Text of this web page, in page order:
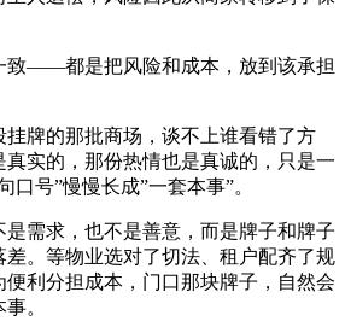
致——都是把风险和成本，放到该承担
挂牌的那批商场，谈不上谁看错了方
实的，那份热情也是真诚的，只是一
口号”慢慢长成”一套本事”。
是需求，也不是善意，而是牌子和牌子
。等物业选对了切法、租户配齐了规
便利分担成本，门口那块牌子，自然会
。